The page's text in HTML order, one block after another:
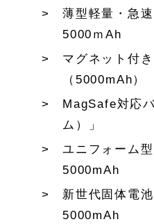
薄型軽量・急
5000ｍAh
マグネット付
（5000mAh）
MagSafe対応
ム）」
ユニフォーム
5000mAh
新世代固体電
5000mAh